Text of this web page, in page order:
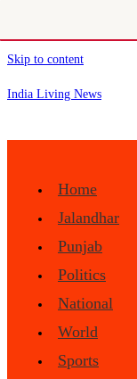
Skip to content
India Living News
Home
Jalandhar
Punjab
Politics
National
World
Sports